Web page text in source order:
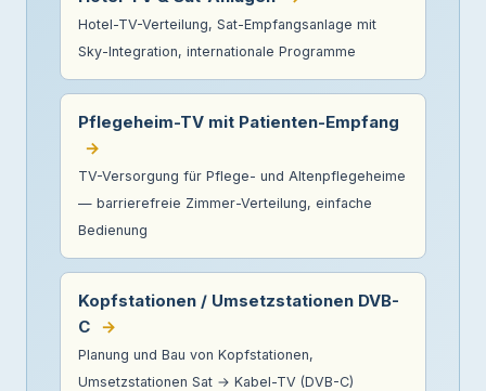
Hotel-TV-Verteilung, Sat-Empfangsanlage mit
Sky-Integration, internationale Programme
Pflegeheim-TV mit Patienten-Empfang
→
TV-Versorgung für Pflege- und Altenpflegeheime
— barrierefreie Zimmer-Verteilung, einfache
Bedienung
Kopfstationen / Umsetzstationen DVB-
C →
Planung und Bau von Kopfstationen,
Umsetzstationen Sat → Kabel-TV (DVB-C)